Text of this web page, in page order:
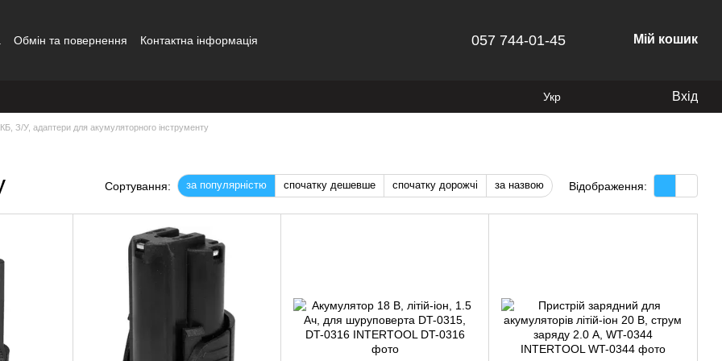
Обмін та повернення Контактна інформація 057 744-01-45 Мій кошик
Укр Вхід
З/У, адаптери для акумуляторного інструменту
Сортування: за популярністю спочатку дешевше спочатку дорожчі за назвою Відображення: